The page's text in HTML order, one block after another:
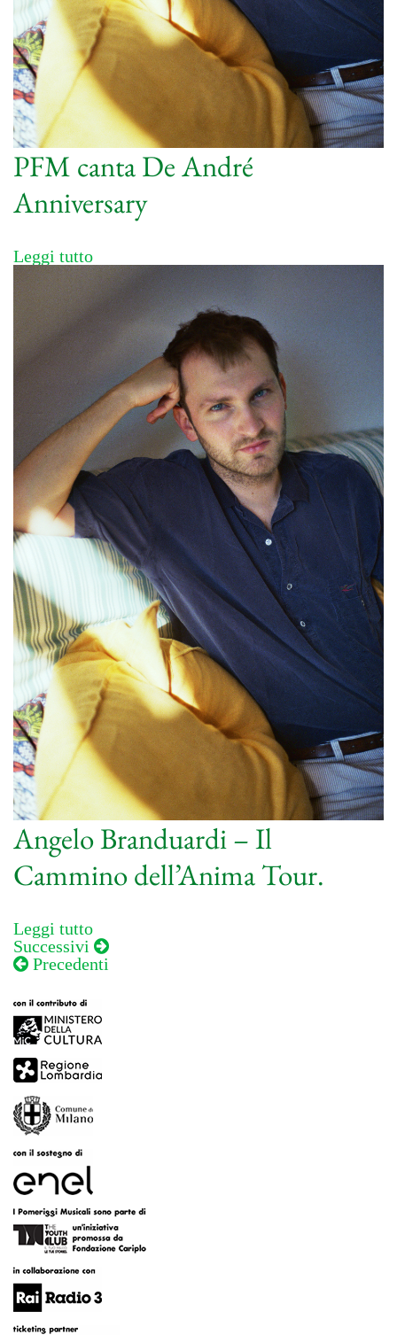
PFM canta De André
Anniversary
Leggi tutto
Angelo Branduardi – Il
Cammino dell’Anima Tour.
Leggi tutto
Navigazione
articoli
Successivi
Precedenti